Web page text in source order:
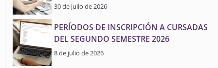
30 de julio de 2026
PERÍODOS DE INSCRIPCIÓN A CURSADAS
DEL SEGUNDO SEMESTRE 2026
8 de julio de 2026